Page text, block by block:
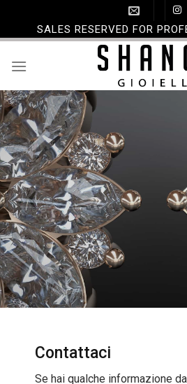
content
SALES RESERVED FOR
Contattaci
Se hai qualche informazione